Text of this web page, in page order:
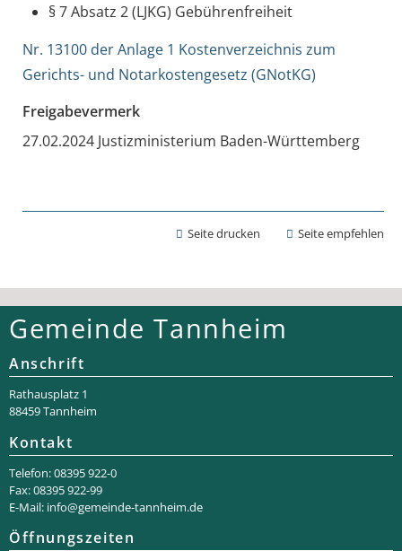
§ 7 Absatz 2(LJKG) Gebührenfreiheit
Nr. 13100 der Anlage 1 Kostenverzeichnis zum
Gerichts- und Notarkostengesetz (GNotKG)
Freigabevermerk
27.02.2024Justizministerium Baden-Württemberg
Seite drucken Seite empfehlen
Gemeinde Tannheim
Anschrift
Rathaus­platz 1
88459 Tannheim
Kontakt
Telefon: 08395 922-0
Fax: 08395 922-99
E-Mail: info@gemeinde-tannheim.de
Öffnungszeiten